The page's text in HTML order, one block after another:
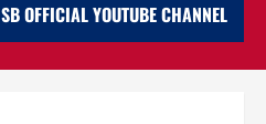
SB OFFICIAL YOUTUBE CHANNEL